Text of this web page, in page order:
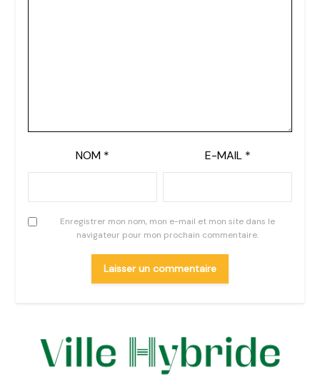
NOM * E-MAIL *
Enregistrer mon nom, mon e-mail et mon site dans le
navigateur pour mon prochain commentaire.